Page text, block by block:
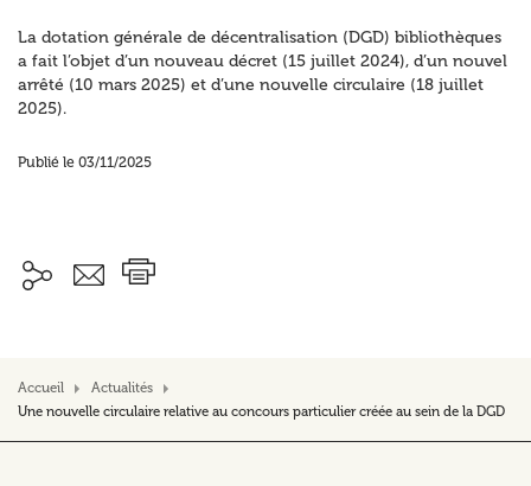
La dotation générale de décentralisation (DGD) bibliothèques
a fait l’objet d’un nouveau décret (15 juillet 2024), d’un nouvel
arrêté (10 mars 2025) et d’une nouvelle circulaire (18 juillet
2025).
Publié le 03/11/2025
Accueil
Actualités
Une nouvelle circulaire relative au concours particulier créée au sein de la DGD